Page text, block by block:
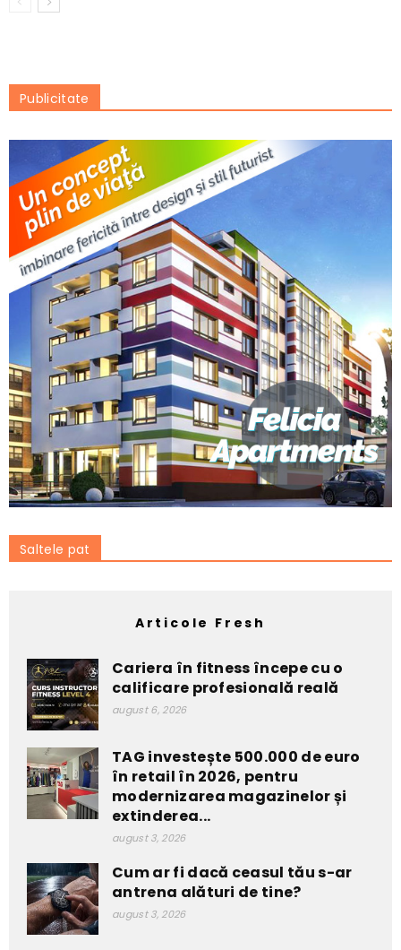
Publicitate
Saltele pat
Articole Fresh
Cariera în fitness începe cu o
calificare profesională reală
august 6, 2026
TAG investește 500.000 de euro
în retail în 2026, pentru
modernizarea magazinelor și
extinderea...
august 3, 2026
Cum ar fi dacă ceasul tău s-ar
antrena alături de tine?
august 3, 2026